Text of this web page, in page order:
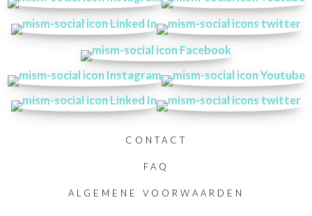
CONTACT
FAQ
ALGEMENE VOORWAARDEN